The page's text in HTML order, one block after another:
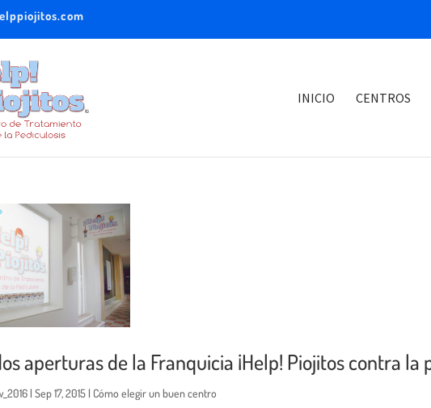
INICIO CENTROS
aperturas de la Franquicia ¡Help! Piojitos contra la
| Sep 17, 2015 | Cómo elegir un buen centro